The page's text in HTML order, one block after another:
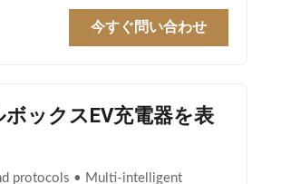
今すぐ問い合わせ
ックスEV充電器を表
protocols • Multi-intelligent